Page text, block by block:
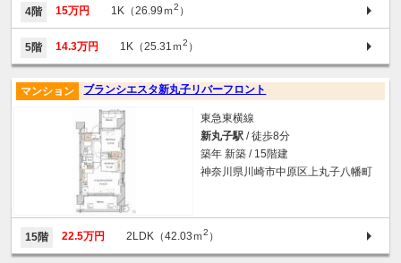
4階 15万円 1K（26.99ｍ2 ）
5階 14.3万円 1K（25.31ｍ2 ）
ブランシエスタ新丸子リバーフロント
マンション
東急東横線
新丸子駅 / 徒歩8分
築年 新築 / 15階建
神奈川県川崎市中原区上丸子八幡町
15階 22.5万円 2LDK（42.03ｍ2 ）